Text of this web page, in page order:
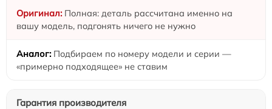
Полная: деталь рассчитана именно на
вашу модель, подгонять ничего не нужно
Подбираем по номеру модели и серии —
«примерно подходящее» не ставим
Гарантия производителя